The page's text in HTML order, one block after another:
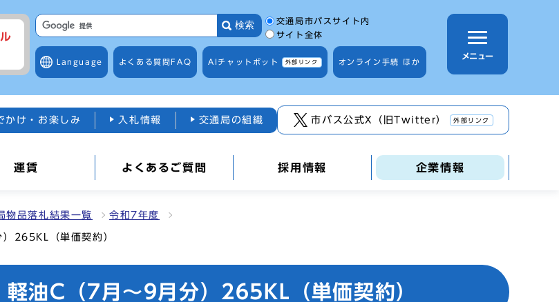
検索 サイト内検索の範囲
交通局市バスサイト内
サイト全体
Language よくある質問 FAQ AIチャットボット 外部リンク オンライン手続 ほか
メニュー
かけ・お楽しみ 入札情報 交通局の組織 市バス公式X（旧Twitter） 外部リンク
運賃 よくあるご質問 採用情報 企業情報
物品落札結果一覧 令和7年度
265KL（単価契約）
油C（7月～9月分）265KL（単価契約）